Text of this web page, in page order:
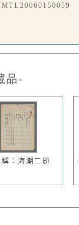
品-
：海潮二題